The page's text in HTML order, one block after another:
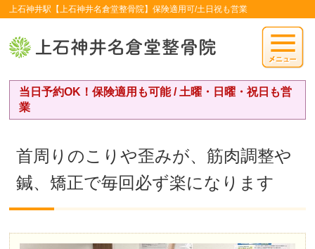
上石神井駅【上石神井名倉堂整骨院】保険適用可/土日祝も営業
当日予約OK！保険適用も可能 / 土曜・日曜・祝日も営
業
首周りのこりや歪みが、筋肉調整や
鍼、矯正で毎回必ず楽になります